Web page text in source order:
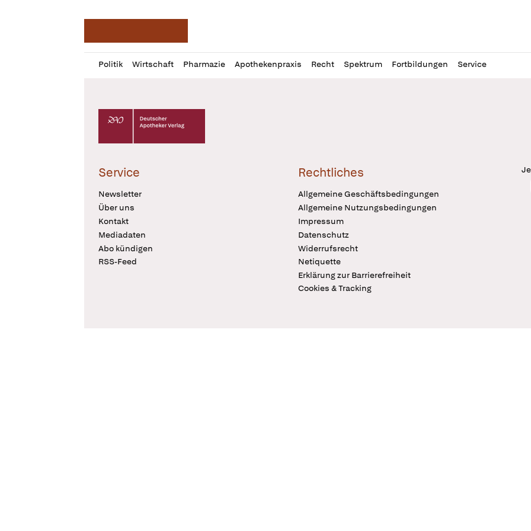
Politik Wirtschaft Pharmazie Apothekenpraxis Recht Spektrum Fortbildungen Service
Profil
öffnen
Daz
Pur
Deutscher Apotheker Verlag Logo
Service
Newsletter
Über uns
Kontakt
Mediadaten
Abo kündigen
RSS-Feed
Rechtliches
Allgemeine Geschäftsbedingungen
Allgemeine Nutzungsbedingungen
Impressum
Datenschutz
Widerrufsrecht
Netiquette
Erklärung zur Barrierefreiheit
Cookies & Tracking